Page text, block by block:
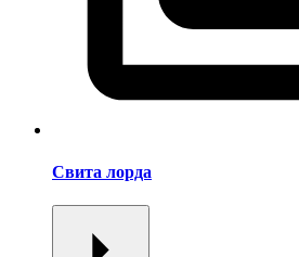
Свита лорда